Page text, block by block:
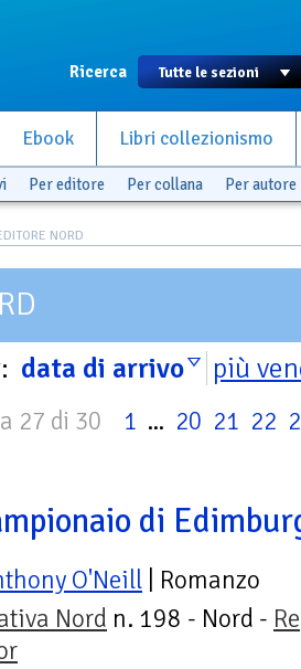
Ricerca
Ebook Libri collezionismo
Per editore Per collana Per autore
NORD
data di arrivo più
27 di 30 1 ... 20 21 22
di
O'Neill | Romanzo
Nord n. 198 - Nord -